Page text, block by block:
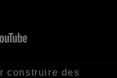
construire des